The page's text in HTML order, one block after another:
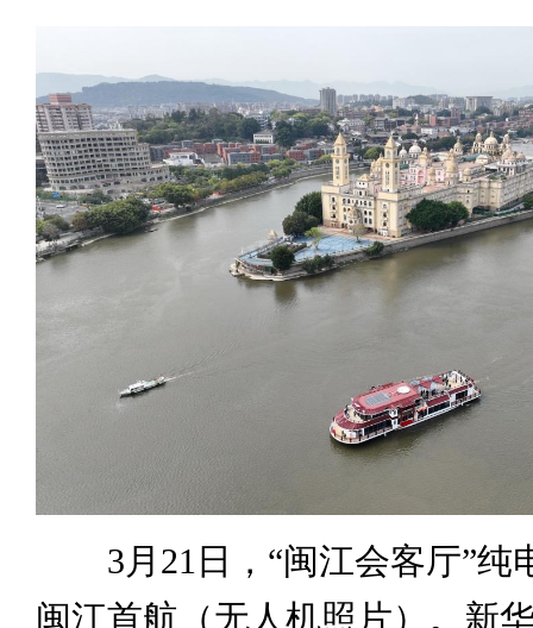
3月21日，“闽江会客厅”纯
闽江首航（无人机照片）。新